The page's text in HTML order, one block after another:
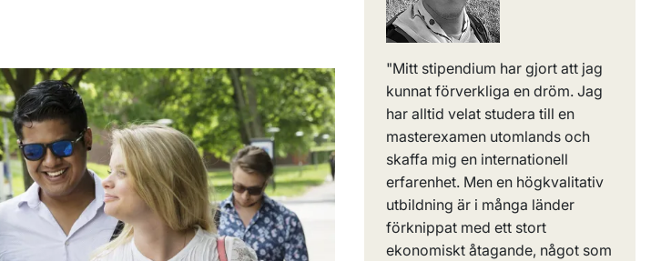
"Mitt stipendium har gjort att jag
kunnat förverkliga en dröm. Jag
har alltid velat studera till en
masterexamen utomlands och
skaffa mig en internationell
erfarenhet. Men en högkvalitativ
utbildning är i många länder
förknippat med ett stort
ekonomiskt åtagande, något som